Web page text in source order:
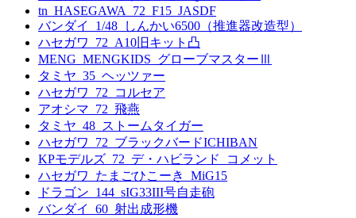
tn_HASEGAWA_72_F15_JASDF
バンダイ_1/48_しんかい6500（推進器改造型）
ハセガワ_72_A10旧キット凸
MENG_MENGKIDS_グローブマスターⅢ
タミヤ_35_ヘッツァー
ハセガワ_72_コルセア
アオシマ_72_飛燕
タミヤ_48_ストームタイガー
ハセガワ_72_ブラックバードICHIBAN
KPモデルズ_72_デ・ハビランド_コメット
ハセガワ_たまごひこーき_MiG15
ドラゴン_144_sIG33III号自走砲
バンダイ_60_射出成形機